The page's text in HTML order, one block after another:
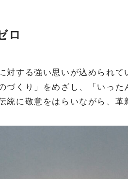
ロ
対する強い思いが込められて
づくり」をめざし、「いっ
統に敬意をはらいながら、革